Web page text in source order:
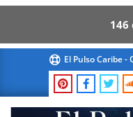
146
content
El Pulso Caribe